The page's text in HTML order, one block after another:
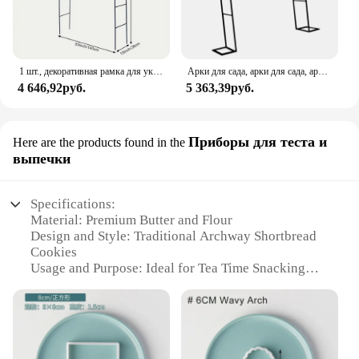
1 шт., декоративная рамка для украшения свадьбы
4 646,92руб.
Арки для сада, арки для сада, арки для сада
5 363,39руб.
Here are the products found in the Приборы для теста и
выпечки
Specifications:
Material: Premium Butter and Flour
Design and Style: Traditional Archway Shortbread
Cookies
Usage and Purpose: Ideal for Tea Time Snacking
Performance and Property: Delicate Texture and
Classic Flavor
Quantity: Available in Bulk Sets for Vendors and
Suppliers